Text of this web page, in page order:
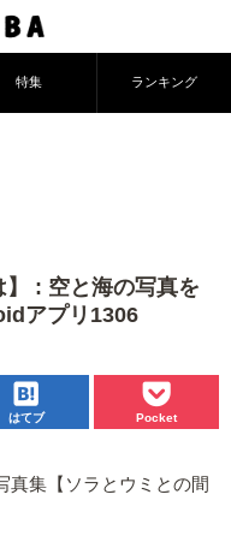
特集 ランキング
: 空と海の写真を
アプリ1306
はてブ Pocket
真集【ソラとウミとの間